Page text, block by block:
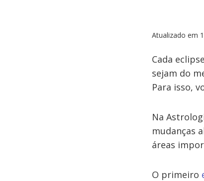
Atualizado em
Cada
sejam do
Para isso,
Na
mudanças
áreas
O primeiro